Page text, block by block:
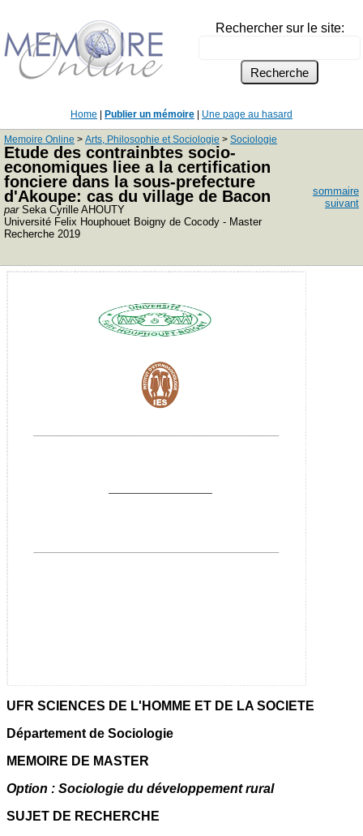
Rechercher sur le site:
Home Publier un mémoire Une page au hasard
Memoire Online > Arts, Philosophie et Sociologie > Sociologie
Etude des contrainbtes socio-
economiques liee a la certification
fonciere dans la sous-prefecture
d'Akoupe: cas du village de Bacon
parSeka Cyrille AHOUTY
Université Felix Houphouet Boigny de Cocody - Master
Recherche 2019
sommaire
suivant
UFR SCIENCES DE L'HOMME ET DE LA SOCIETE
Département de Sociologie
MEMOIRE DE MASTER
Option : Sociologie du développement rural
SUJET DE RECHERCHE